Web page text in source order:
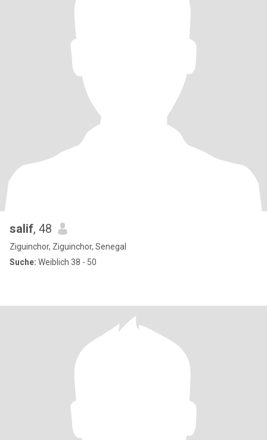
salif, 48
Ziguinchor, Ziguinchor, Senegal
Suche: Weiblich 38 - 50